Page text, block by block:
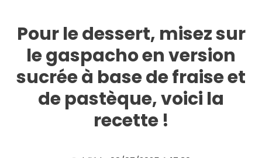
Pour le dessert, misez sur
le gaspacho en version
sucrée à base de fraise et
de pastèque, voici la
recette !